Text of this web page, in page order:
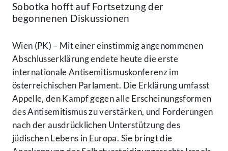
Sobotka hofft auf Fortsetzung der
begonnenen Diskussionen
Wien (PK) – Mit einer einstimmig angenommenen
Abschlusserklärung endete heute die erste
internationale Antisemitismuskonferenz im
österreichischen Parlament. Die Erklärung umfasst
Appelle, den Kampf gegen alle Erscheinungsformen
des Antisemitismus zu verstärken, und Forderungen
nach der ausdrücklichen Unterstützung des
jüdischen Lebens in Europa. Sie bringt die